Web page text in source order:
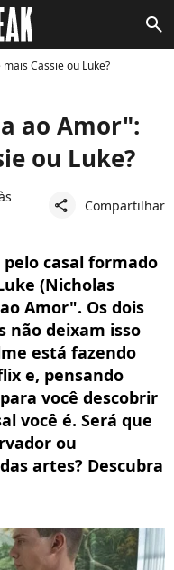
search
Cassie ou Luke?
ao Amor":
ou Luke?
share Compartilhar
casal formado
(Nicholas
Amor". Os dois
não deixam isso
está fazendo
e, pensando
você descobrir
você é. Será que
ou
artes? Descubra